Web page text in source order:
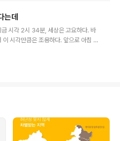
스로 알아서 자라
것일까? 불가사의
성이라는 말이 있
를 설명할 때 형
는데
시각 2시 34분, 세상은 고요하다. 바
이 시각만큼은 조용하다. 앞으로 아침 6
때문에 논리적으로 쓸 수밖에 없다. 더
한 것이다. 한결같이 언어를 떠나야 한
는 것이다. 맞는 말이다. 그러나 일부만